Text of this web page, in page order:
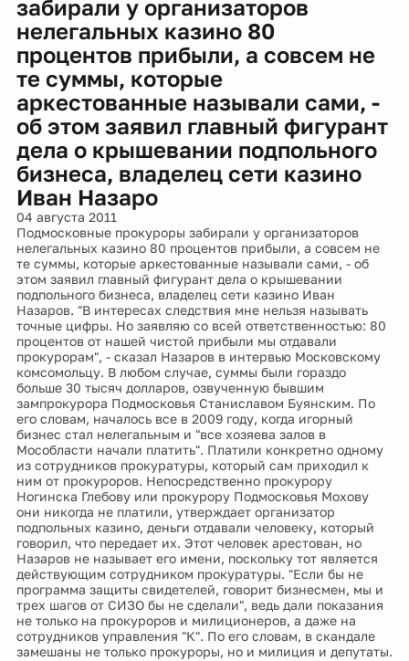
забирали у организаторов
нелегальных казино 80
процентов прибыли, а совсем не
те суммы, которые
аркестованные называли сами, -
об этом заявил главный фигурант
дела о крышевании подпольного
бизнеса, владелец сети казино
Иван Назаро
04 августа 2011
Подмосковные прокуроры забирали у организаторов
нелегальных казино 80 процентов прибыли, а совсем не
те суммы, которые аркестованные называли сами, - об
этом заявил главный фигурант дела о крышевании
подпольного бизнеса, владелец сети казино Иван
Назаров. "В интересах следствия мне нельзя называть
точные цифры. Но заявляю со всей ответственностью: 80
процентов от нашей чистой прибыли мы отдавали
прокурорам", - сказал Назаров в интервью Московскому
комсомольцу. В любом случае, суммы были гораздо
больше 30 тысяч долларов, озвученную бывшим
зампрокурора Подмосковья Станиславом Буянским. По
его словам, началось все в 2009 году, когда игорный
бизнес стал нелегальным и "все хозяева залов в
Мособласти начали платить". Платили конкретно одному
из сотрудников прокуратуры, который сам приходил к
ним от прокуроров. Непосредственно прокурору
Ногинска Глебову или прокурору Подмосковья Мохову
они никогда не платили, утверждает организатор
подпольных казино, деньги отдавали человеку, который
говорил, что передает их. Этот человек арестован, но
Назаров не называет его имени, поскольку тот является
действующим сотрудником прокуратуры. "Если бы не
программа защиты свидетелей, говорит бизнесмен, мы и
трех шагов от СИЗО бы не сделали", ведь дали показания
не только на прокуроров и милиционеров, а даже на
сотрудников управления "К". По его словам, в скандале
замешаны не только прокуроры, но и милиция и депутаты.